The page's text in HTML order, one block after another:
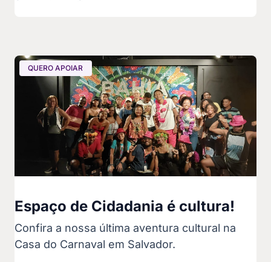
QUERO APOIAR
Espaço de Cidadania é cultura!
Confira a nossa última aventura cultural na
Casa do Carnaval em Salvador.